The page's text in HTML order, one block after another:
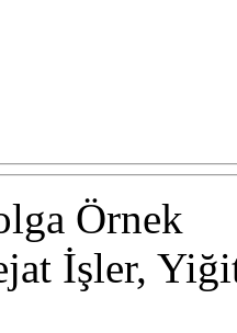
Örnek
İşler,